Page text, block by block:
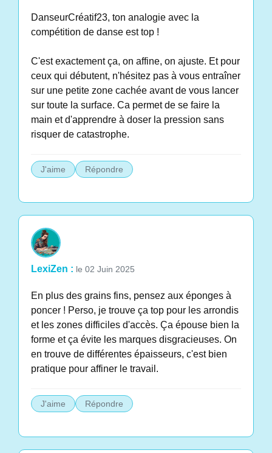
DanseurCréatif23, ton analogie avec la
compétition de danse est top !
C'est exactement ça, on affine, on ajuste. Et pour
ceux qui débutent, n'hésitez pas à vous entraîner
sur une petite zone cachée avant de vous lancer
sur toute la surface. Ca permet de se faire la
main et d'apprendre à doser la pression sans
risquer de catastrophe.
J'aime Répondre
LexiZen : le 02 Juin 2025
En plus des grains fins, pensez aux éponges à
poncer ! Perso, je trouve ça top pour les arrondis
et les zones difficiles d'accès. Ça épouse bien la
forme et ça évite les marques disgracieuses. On
en trouve de différentes épaisseurs, c'est bien
pratique pour affiner le travail.
J'aime Répondre